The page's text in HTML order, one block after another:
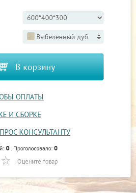
Выбеленный дуб
В корзину
ОПЛАТЫ
И СБОРКЕ
КОНСУЛЬТАНТУ
0 . Проголосовало:0
Оцените товар